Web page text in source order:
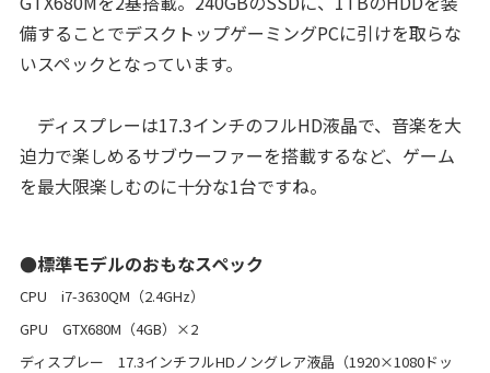
備することでデスクトップゲーミングPCに引けを取らな
いスペックとなっています。
ディスプレーは17.3インチのフルHD液晶で、音楽を大
迫力で楽しめるサブウーファーを搭載するなど、ゲーム
を最大限楽しむのに十分な1台ですね。
●標準モデルのおもなスペック
CPU i7-3630QM（2.4GHz）
GPU GTX680M（4GB）×2
ディスプレー 17.3インチフルHDノングレア液晶（1920×1080ドッ